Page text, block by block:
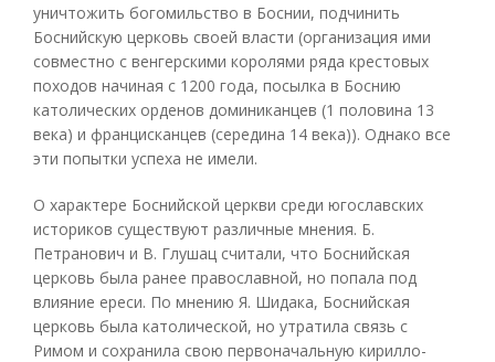
уничтожить богомильство в Боснии, подчинить
Боснийскую церковь своей власти (организация ими
совместно с венгерскими королями ряда крестовых
походов начиная с 1200 года, посылка в Боснию
католических орденов доминиканцев (1 половина 13
века) и францисканцев (середина 14 века)). Однако все
эти попытки успеха не имели.
О характере Боснийской церкви среди югославских
историков существуют различные мнения. Б.
Петранович и В. Глушац считали, что Боснийская
церковь была ранее православной, но попала под
влияние ереси. По мнению Я. Шидака, Боснийская
церковь была католической, но утратила связь с
Римом и сохранила свою первоначальную кирилло-